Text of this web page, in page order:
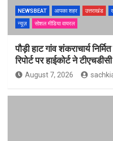
NEWSBEAT आपका शहर उत्तराखंड
न्यूज़
सोशल मीडिया वायरल
पौड़ी हाट गांव शंकराचार्य
रिपोर्ट पर हाईकोर्ट ने
August 7, 2026